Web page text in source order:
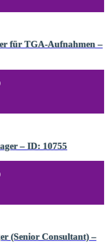
für TGA-Aufnahmen –
– ID: 10755
(Senior Consultant) –